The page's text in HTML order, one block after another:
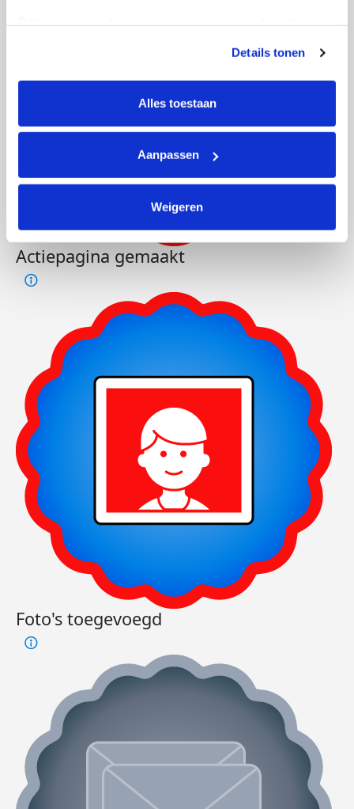
tonen. Je kunt je toestemming op elk moment wijzigen of
intrekken via Cookie instellingen onderaan de pagina. De
lijst met cookies is te vinden in het tabblad “details”.
Details tonen
Alles toestaan
Aanpassen
Weigeren
Actiepagina gemaakt
Foto's toegevoegd